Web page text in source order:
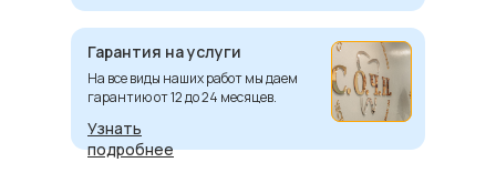
Гарантия на услуги
На все виды наших работ мы даем
гарантию от 12 до 24 месяцев.
Узнать
подробнее